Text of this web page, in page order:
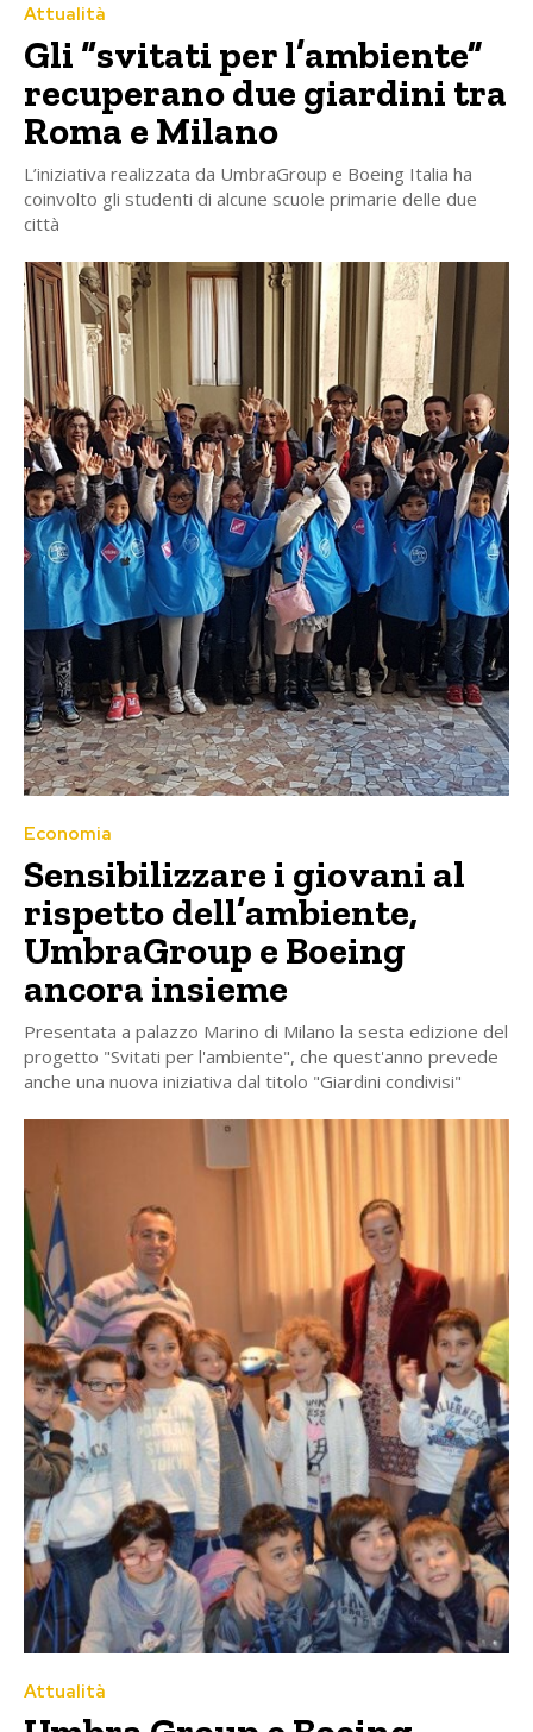
Attualità
Gli “svitati per l’ambiente”
recuperano due giardini tra
Roma e Milano
L’iniziativa realizzata da UmbraGroup e Boeing Italia ha
coinvolto gli studenti di alcune scuole primarie delle due
città
Economia
Sensibilizzare i giovani al
rispetto dell’ambiente,
UmbraGroup e Boeing
ancora insieme
Presentata a palazzo Marino di Milano la sesta edizione del
progetto "Svitati per l'ambiente", che quest'anno prevede
anche una nuova iniziativa dal titolo "Giardini condivisi"
Attualità